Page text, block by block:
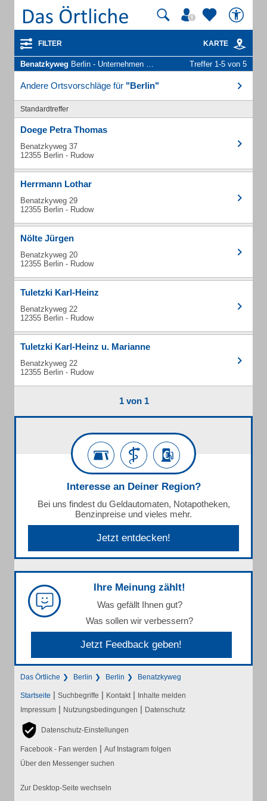
FILTER KARTE
Benatzkyweg Berlin - Unternehmen und Personen Treffer 1-5 von 5
Andere Ortsvorschläge für "Berlin"
Standardtreffer
Doege Petra Thomas
Benatzkyweg 37
12355 Berlin - Rudow
Herrmann Lothar
Benatzkyweg 29
12355 Berlin - Rudow
Nölte Jürgen
Benatzkyweg 20
12355 Berlin - Rudow
Tuletzki Karl-Heinz
Benatzkyweg 22
12355 Berlin - Rudow
Tuletzki Karl-Heinz u. Marianne
Benatzkyweg 22
12355 Berlin - Rudow
1 von 1
Interesse an Deiner Region?
Bei uns findest du Geldautomaten, Notapotheken,
Benzinpreise und vieles mehr.
Jetzt entdecken!
Ihre Meinung zählt!
Was gefällt Ihnen gut?
Was sollen wir verbessern?
Jetzt Feedback geben!
Das Örtliche Berlin Berlin Benatzkyweg
Startseite | Suchbegriffe | Kontakt | Inhalte melden
Impressum | Nutzungsbedingungen | Datenschutz
Datenschutz-Einstellungen
Facebook - Fan werden | Auf Instagram folgen
Über den Messenger suchen
Zur Desktop-Seite wechseln